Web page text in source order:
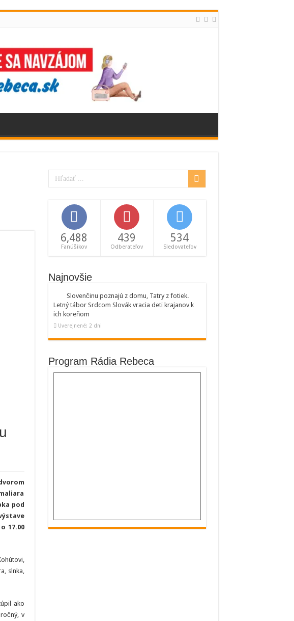
pod
17.00
slnka,
ako
v
6,488
Fanúšikov
439
Odberateľov
534
Sledovateľov
Najnovšie
Slovenčinu poznajú z domu, Tatry z fotiek.
Letný tábor Srdcom Slovák vracia deti krajanov k
ich koreňom
Uverejnené: 2 dni
Program Rádia Rebeca